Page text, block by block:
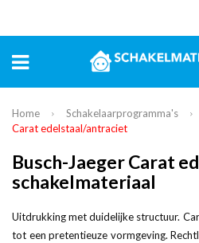
Home Schakelaarprogramma's
Carat edelstaal/antraciet
Busch-Jaeger Carat
schakelmateriaal
Uitdrukking met duidelijke structuur.
tot een pretentieuze vormgeving.